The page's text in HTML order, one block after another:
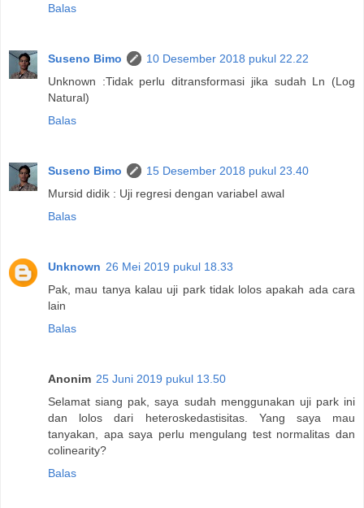
Balas
Suseno Bimo
10 Desember 2018 pukul 22.22
Unknown :Tidak perlu ditransformasi jika sudah Ln (Log
Natural)
Balas
Suseno Bimo
15 Desember 2018 pukul 23.40
Mursid didik : Uji regresi dengan variabel awal
Balas
Unknown 26 Mei 2019 pukul 18.33
Pak, mau tanya kalau uji park tidak lolos apakah ada cara
lain
Balas
Anonim 25 Juni 2019 pukul 13.50
Selamat siang pak, saya sudah menggunakan uji park ini
dan lolos dari heteroskedastisitas. Yang saya mau
tanyakan, apa saya perlu mengulang test normalitas dan
colinearity?
Balas